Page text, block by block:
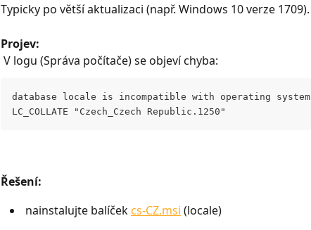
Typicky po větší aktualizaci (např. Windows 10 verze 1709).
Projev:
V logu (Správa počítače) se objeví chyba:
database locale is incompatible with operating system
LC_COLLATE "Czech_Czech Republic.1250"
Řešení:
nainstalujte balíček cs-CZ.msi (locale)